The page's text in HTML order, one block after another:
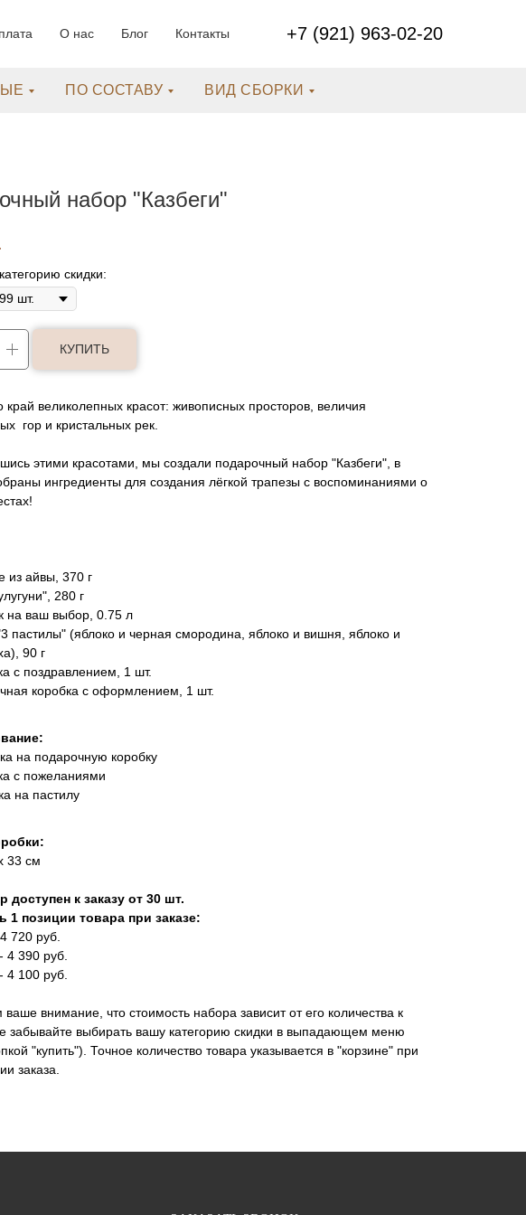
О нас Блог Контакты +7 (921) 963-02-20
ПО СОСТАВУ ВИД СБОРКИ
набор "Казбеги"
скидки:
КУПИТЬ
край великолепных красот: живописных просторов, величия
гор и кристальных рек.
этими красотами, мы создали подарочный набор "Казбеги", в
ингредиенты для создания лёгкой трапезы с воспоминаниями о
из айвы, 370 г
280 г
на ваш выбор, 0.75 л
пастилы" (яблоко и черная смородина, яблоко и вишня, яблоко и
90 г
с поздравлением, 1 шт.
коробка с оформлением, 1 шт.
на подарочную коробку
с пожеланиями
на пастилу
33 см
доступен к заказу от 30 шт.
1 позиции товара при заказе:
720 руб.
4 390 руб.
4 100 руб.
внимание, что стоимость набора зависит от его количества к
забывайте выбирать вашу категорию скидки в выпадающем меню
"купить"). Точное количество товара указывается в "корзине" при
заказа.